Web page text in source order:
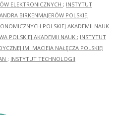
ELEKTRONICZNYCH ; INSTYTUT
BIRKENMAJERÓW POLSKIEJ
POLSKIEJ AKADEMII NAUK
POLSKIEJ AKADEMII NAUK ; INSTYTUT
IM. MACIEJA NAŁĘCZA POLSKIEJ
; INSTYTUT TECHNOLOGII